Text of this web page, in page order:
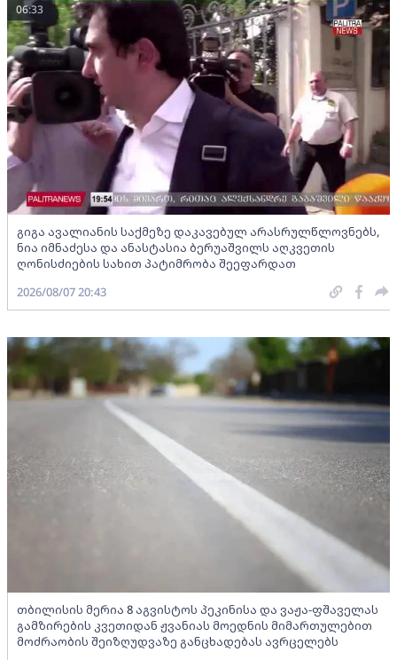
გიგა ავალიანის საქმეზე დაკავებულ არასრულწლოვნებს,
ნია იმნაძესა და ანასტასია ბერუაშვილს აღკვეთის
ღონისძიების სახით პატიმრობა შეეფარდათ
06:33
2026/08/07 20:43
თბილისის მერია 8 აგვისტოს პეკინისა და ვაჟა-ფშაველას
გამზირების კვეთიდან ჟვანიას მოედნის მიმართულებით
მოძრაობის შეიზღუდვაზე განცხადებას ავრცელებს